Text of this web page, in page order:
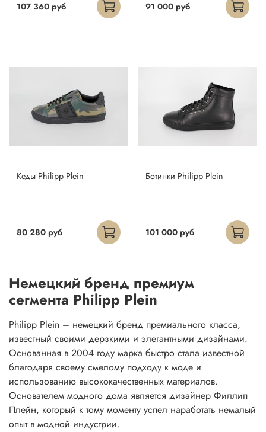
107 360 руб 91 000 руб
Кеды Philipp Plein
80 280 руб
Ботинки Philipp Plein
101 000 руб
Немецкий бренд премиум
сегмента Philipp Plein
Philipp Plein – немецкий бренд премиального класса,
известный своими дерзкими и элегантными дизайнами.
Основанная в 2004 году марка быстро стала известной
благодаря своему смелому подходу к моде и
использованию высококачественных материалов.
Основателем модного дома является дизайнер Филлип
Плейн, который к тому моменту успел наработать немалый
опыт в модной индустрии.